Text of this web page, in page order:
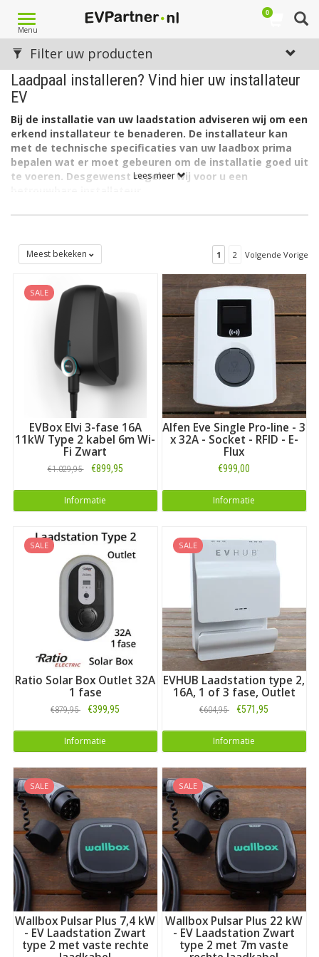
Toggle
navigation
Menu
0
Laadpaal installeren? Vind hier uw installateur
EV
Bij de installatie van uw laadstation adviseren wij om een
erkend installateur te benaderen. De installateur kan
met de technische specificaties van uw laadbox prima
bepalen wat er moet gebeuren om de installatie goed uit
te voeren. Desgewenst regelen wij voor u een
Als partner in elektrisch vervoer levert EVPartner.nl voor
Laadstation kopen
en/of installatie
Wij kunnen uw installatie regelen. Bel ons en we nemen alles
voor de installatie van uw laadbox, laadpaal of serie laadstations
en laadpalen voor een compleet elektrische wagenpark uit
handen. Voor particulier, overheid, bedrijf en organisatie. Op
basis van een heldere offerte.
WAAROM EVPARTNER.NL?
We weten waarover we het hebben!
De beste merken EV-laadstations, -laadkabels en
toebehoren
Kennis van zaken: óók al jarenlang van overige acculaders
en laadkabels
Enthousiasme over EV-rijden en de techniek erachter
Uitgebreide informatievoorziening bij al onze producten
Sterk netwerk in de wereld van Electric Vehicles
De beste kwaliteit is op EVPartner.nl een
vanzelfsprekendheid
Lees meer
Filter uw producten
Meest bekeken 1 2 Volgende Vorige
SALE
EVBox Elvi 3-fase 16A
11kW Type 2 kabel 6m Wi-
Fi Zwart
€1.029,95 €899,95
Informatie
Alfen Eve Single Pro-line - 3
x 32A - Socket - RFID - E-
Flux
€999,00
Informatie
SALE
Ratio Solar Box Outlet 32A
1 fase
€879,95 €399,95
Informatie
SALE
EVHUB Laadstation type 2,
16A, 1 of 3 fase, Outlet
€604,95 €571,95
Informatie
SALE
Wallbox Pulsar Plus 7,4 kW
- EV Laadstation Zwart
type 2 met vaste rechte
SALE
Wallbox Pulsar Plus 22 kW
- EV Laadstation Zwart
type 2 met 7m vaste